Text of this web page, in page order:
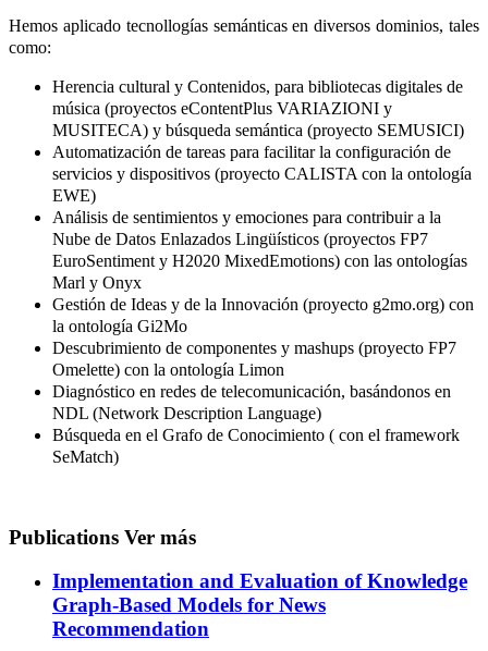
Hemos aplicado tecnollogías semánticas en diversos dominios, tales
como:
Herencia cultural y Contenidos, para bibliotecas digitales de
música (proyectos eContentPlus VARIAZIONI y
MUSITECA) y búsqueda semántica (proyecto SEMUSICI)
Automatización de tareas para facilitar la configuración de
servicios y dispositivos (proyecto CALISTA con la ontología
EWE)
Análisis de sentimientos y emociones para contribuir a la
Nube de Datos Enlazados Lingüísticos (proyectos FP7
EuroSentiment y H2020 MixedEmotions) con las ontologías
Marl y Onyx
Gestión de Ideas y de la Innovación (proyecto g2mo.org) con
la ontología Gi2Mo
Descubrimiento de componentes y mashups (proyecto FP7
Omelette) con la ontología Limon
Diagnóstico en redes de telecomunicación, basándonos en
NDL (Network Description Language)
Búsqueda en el Grafo de Conocimiento ( con el framework
SeMatch)
Publications Ver más
Implementation and Evaluation of Knowledge
Graph-Based Models for News
Recommendation